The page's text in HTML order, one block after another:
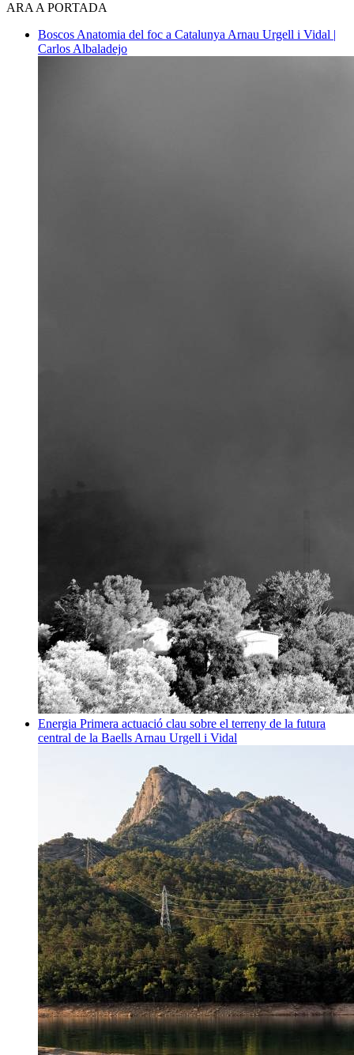
ARA A PORTADA
Boscos Anatomia del foc a Catalunya Arnau Urgell i Vidal |
Carlos Albaladejo
Energia Primera actuació clau sobre el terreny de la futura
central de la Baells Arnau Urgell i Vidal